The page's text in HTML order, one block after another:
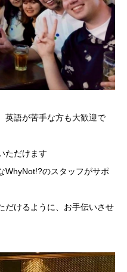
英語が苦手な方も大歓迎で
ただけます
WhyNot!?のスタッフがサポ
だけるように、お手伝いさせ